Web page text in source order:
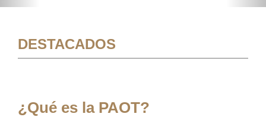
DESTACADOS
¿Qué es la PAOT?